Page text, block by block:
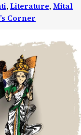
, Literature, Mital
Corner